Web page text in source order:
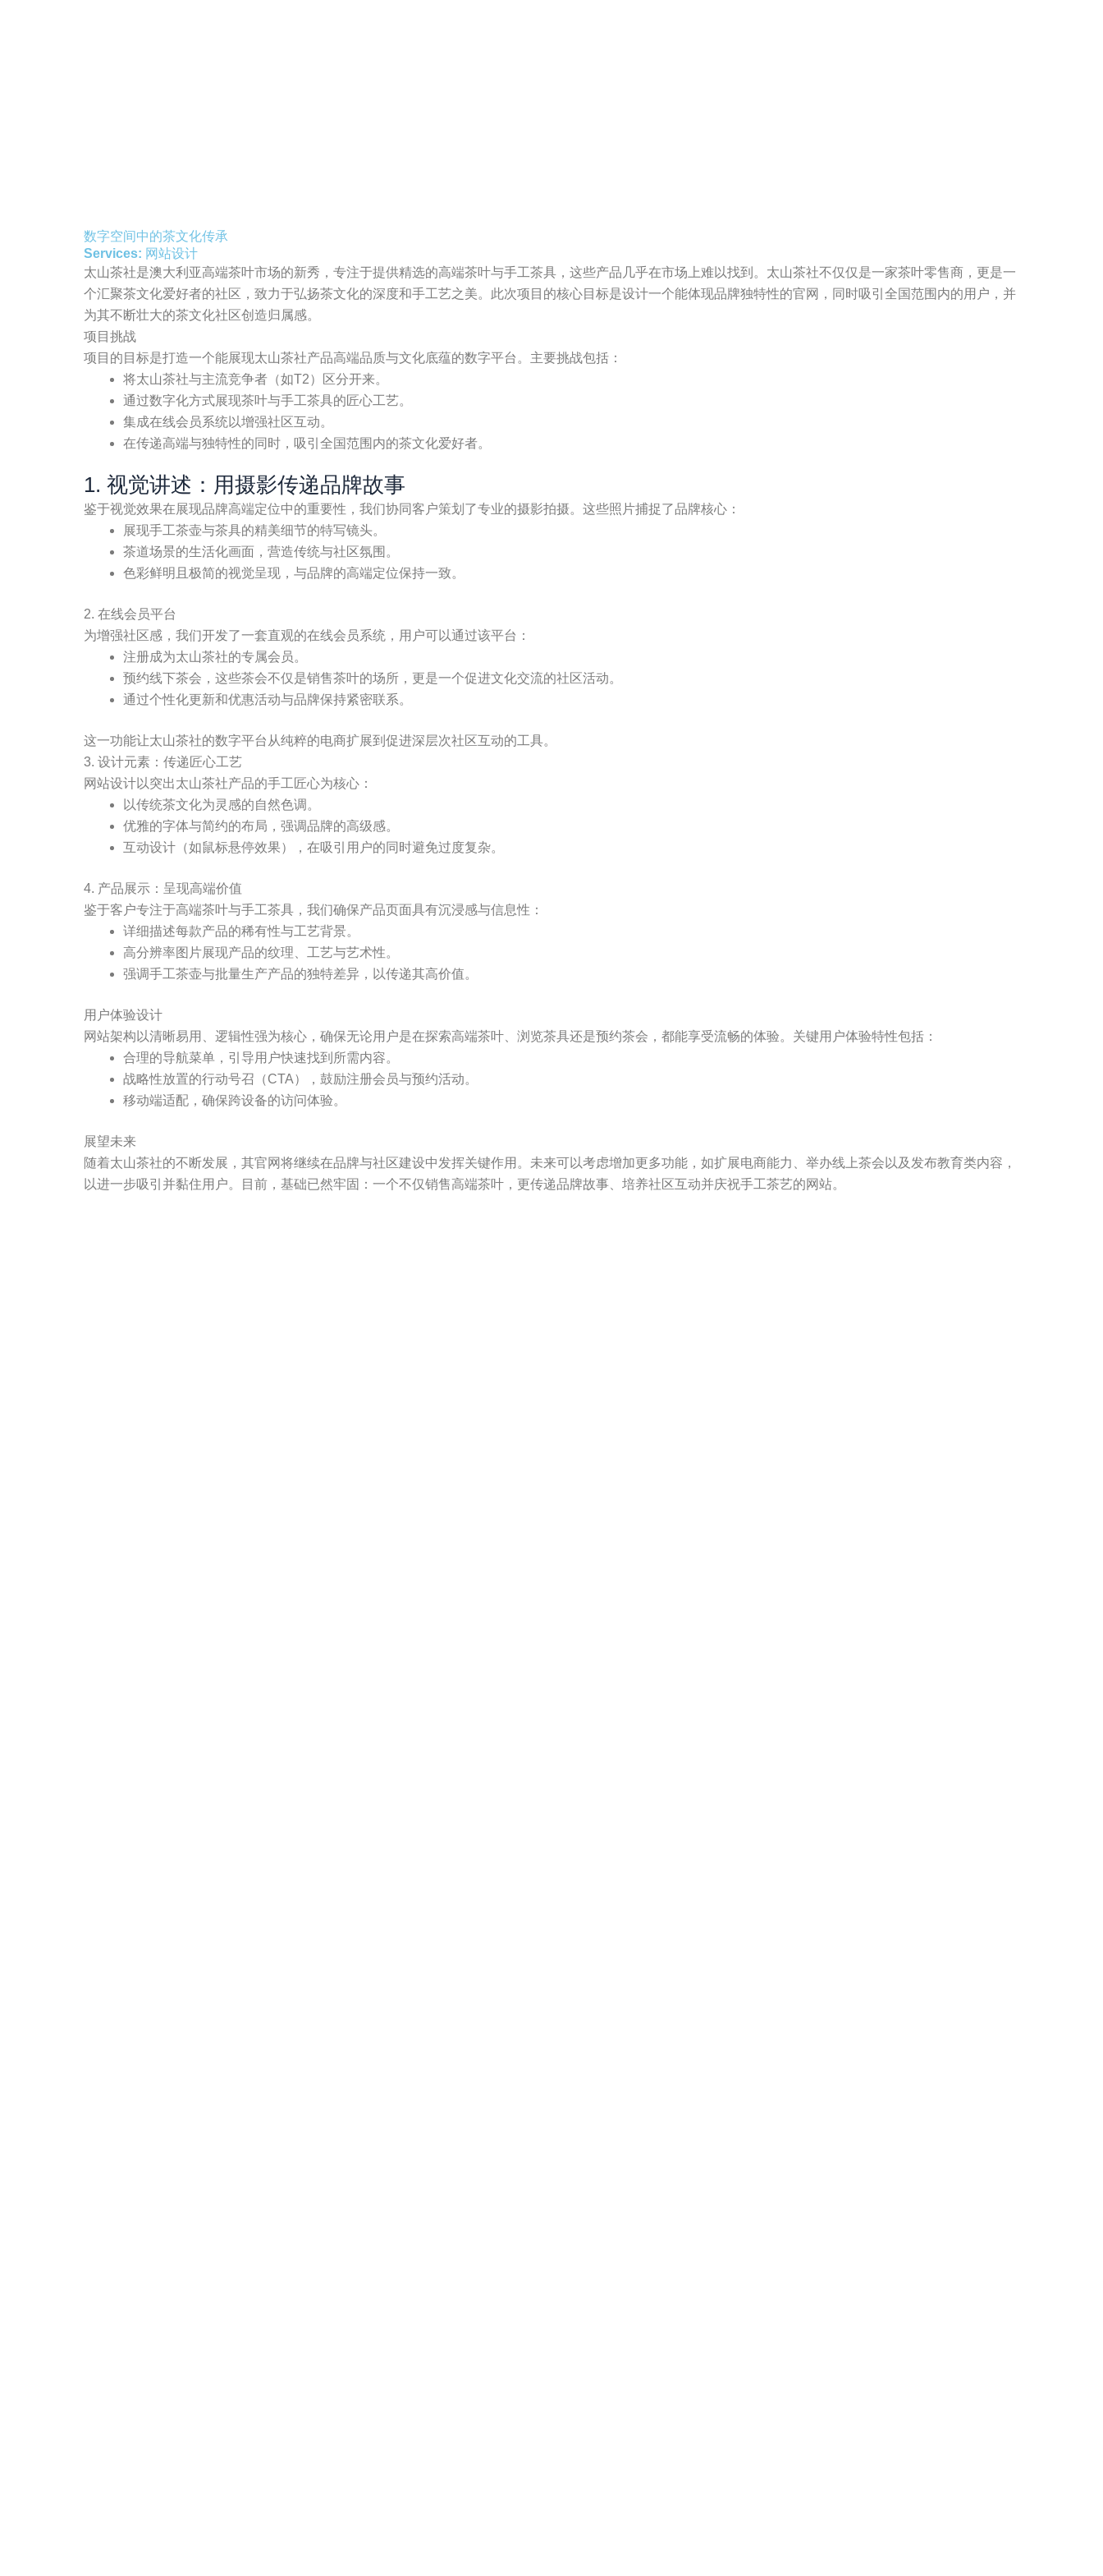
数字空间中的茶文化传承
Services: 网站设计
太山茶社是澳大利亚高端茶叶市场的新秀，专注于提供精选的高端茶叶与手工茶具，这些产品几乎在市场上难以找到。太山茶社不仅仅是一家茶叶零售商，更是一
个汇聚茶文化爱好者的社区，致力于弘扬茶文化的深度和手工艺之美。此次项目的核心目标是设计一个能体现品牌独特性的官网，同时吸引全国范围内的用户，并
为其不断壮大的茶文化社区创造归属感。
项目挑战
项目的目标是打造一个能展现太山茶社产品高端品质与文化底蕴的数字平台。主要挑战包括：
将太山茶社与主流竞争者（如T2）区分开来。
通过数字化方式展现茶叶与手工茶具的匠心工艺。
集成在线会员系统以增强社区互动。
在传递高端与独特性的同时，吸引全国范围内的茶文化爱好者。
1. 视觉讲述：用摄影传递品牌故事
鉴于视觉效果在展现品牌高端定位中的重要性，我们协同客户策划了专业的摄影拍摄。这些照片捕捉了品牌核心：
展现手工茶壶与茶具的精美细节的特写镜头。
茶道场景的生活化画面，营造传统与社区氛围。
色彩鲜明且极简的视觉呈现，与品牌的高端定位保持一致。
2. 在线会员平台
为增强社区感，我们开发了一套直观的在线会员系统，用户可以通过该平台：
注册成为太山茶社的专属会员。
预约线下茶会，这些茶会不仅是销售茶叶的场所，更是一个促进文化交流的社区活动。
通过个性化更新和优惠活动与品牌保持紧密联系。
这一功能让太山茶社的数字平台从纯粹的电商扩展到促进深层次社区互动的工具。
3. 设计元素：传递匠心工艺
网站设计以突出太山茶社产品的手工匠心为核心：
以传统茶文化为灵感的自然色调。
优雅的字体与简约的布局，强调品牌的高级感。
互动设计（如鼠标悬停效果），在吸引用户的同时避免过度复杂。
4. 产品展示：呈现高端价值
鉴于客户专注于高端茶叶与手工茶具，我们确保产品页面具有沉浸感与信息性：
详细描述每款产品的稀有性与工艺背景。
高分辨率图片展现产品的纹理、工艺与艺术性。
强调手工茶壶与批量生产产品的独特差异，以传递其高价值。
用户体验设计
网站架构以清晰易用、逻辑性强为核心，确保无论用户是在探索高端茶叶、浏览茶具还是预约茶会，都能享受流畅的体验。关键用户体验特性包括：
合理的导航菜单，引导用户快速找到所需内容。
战略性放置的行动号召（CTA），鼓励注册会员与预约活动。
移动端适配，确保跨设备的访问体验。
展望未来
随着太山茶社的不断发展，其官网将继续在品牌与社区建设中发挥关键作用。未来可以考虑增加更多功能，如扩展电商能力、举办线上茶会以及发布教育类内容，
以进一步吸引并黏住用户。目前，基础已然牢固：一个不仅销售高端茶叶，更传递品牌故事、培养社区互动并庆祝手工茶艺的网站。